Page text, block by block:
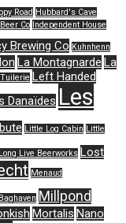
Road Hubbard's Cave
Co Independent House
Brewing Co Kuhnhenn
La Montagnarde La
Left Handed
Danaïdes Les
Little Log Cabin Little
Long Live Beerworks Lost
Menaud
Millpond
Mortalis Nano